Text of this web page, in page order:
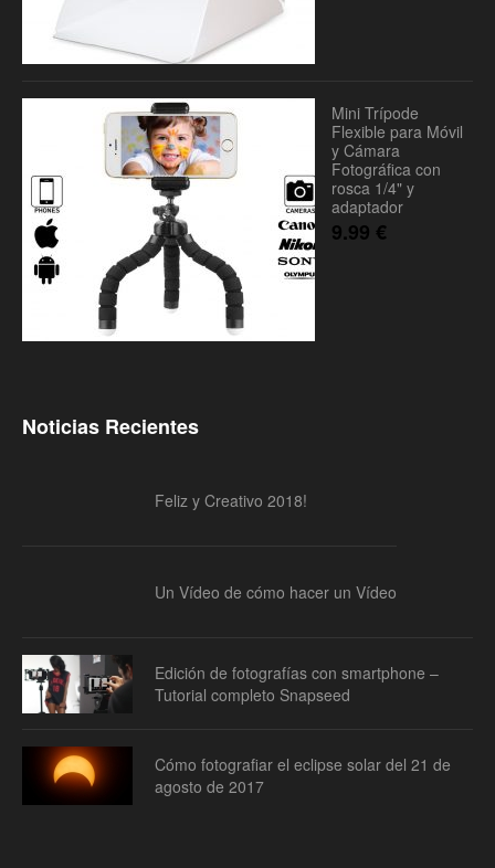
Mini Trípode
Flexible para Móvil
y Cámara
Fotográfica con
rosca 1/4" y
adaptador
9.99 €
Noticias Recientes
Feliz y Creativo 2018!
Un Vídeo de cómo hacer un Vídeo
Edición de fotografías con smartphone –
Tutorial completo Snapseed
Cómo fotografiar el eclipse solar del 21 de
agosto de 2017